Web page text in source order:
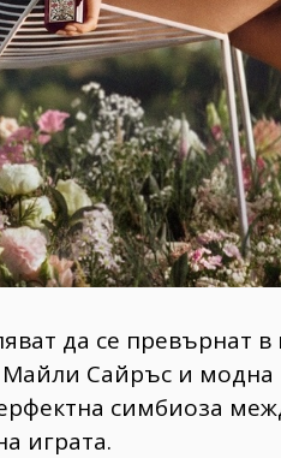
да се превърнат
Майли Сайръс и
симбиоза
играта.